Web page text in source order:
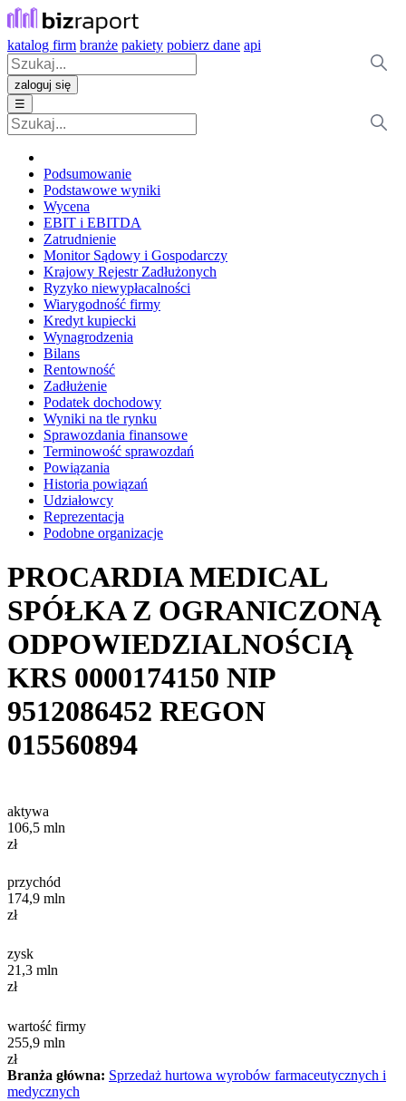
katalog firm branże pakiety pobierz dane api
zaloguj się
☰
Podsumowanie
Podstawowe wyniki
Wycena
EBIT i EBITDA
Zatrudnienie
Monitor Sądowy i Gospodarczy
Krajowy Rejestr Zadłużonych
Ryzyko niewypłacalności
Wiarygodność firmy
Kredyt kupiecki
Wynagrodzenia
Bilans
Rentowność
Zadłużenie
Podatek dochodowy
Wyniki na tle rynku
Sprawozdania finansowe
Terminowość sprawozdań
Powiązania
Historia powiązań
Udziałowcy
Reprezentacja
Podobne organizacje
PROCARDIA MEDICAL
SPÓŁKA Z OGRANICZONĄ
ODPOWIEDZIALNOŚCIĄ
KRS 0000174150 NIP
9512086452 REGON
015560894
aktywa
106,5 mln
zł
przychód
174,9 mln
zł
zysk
21,3 mln
zł
wartość firmy
255,9 mln
zł
Branża główna: Sprzedaż hurtowa wyrobów farmaceutycznych i
medycznych